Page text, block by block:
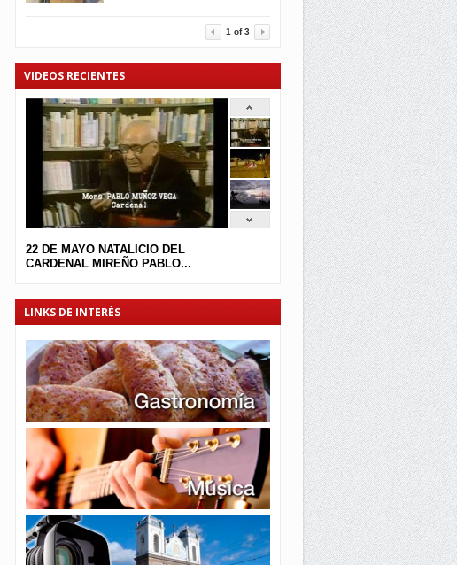
1 of3
VIDEOS RECIENTES
22 DE MAYO NATALICIO DEL
CARDENAL MIREÑO PABLO...
LINKS DE INTERÉS